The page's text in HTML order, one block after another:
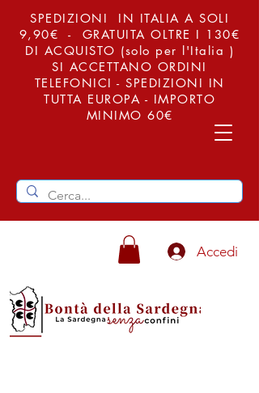
SPEDIZIONI IN ITALIA A SOLI
9,90€ - GRATUITA OLTRE I 130€
DI ACQUISTO (solo per l'Italia )
SI ACCETTANO ORDINI
TELEFONICI - SPEDIZIONI IN
TUTTA EUROPA - IMPORTO
MINIMO 60€
Accedi